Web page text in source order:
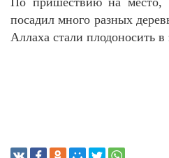
посадил много разных
Аллаха стали плодоносить в